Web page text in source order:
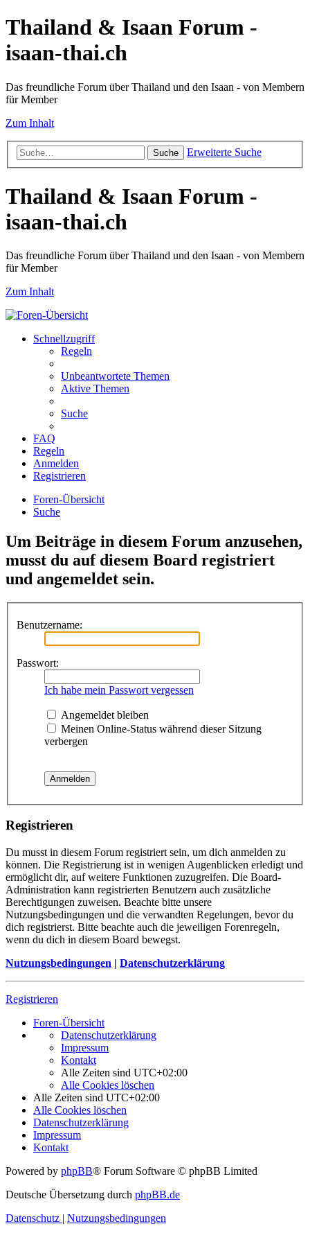
Thailand & Isaan Forum -
isaan-thai.ch
Das freundliche Forum über Thailand und den Isaan - von Membern
für Member
Zum Inhalt
Suche Erweiterte Suche
Thailand & Isaan Forum -
isaan-thai.ch
Das freundliche Forum über Thailand und den Isaan - von Membern
für Member
Zum Inhalt
Schnellzugriff
Regeln
Unbeantwortete Themen
Aktive Themen
Suche
FAQ
Regeln
Anmelden
Registrieren
Foren-Übersicht
Suche
Um Beiträge in diesem Forum anzusehen,
musst du auf diesem Board registriert
und angemeldet sein.
Benutzername:
Passwort:
Ich habe mein Passwort vergessen
Angemeldet bleiben
Meinen Online-Status während dieser Sitzung
verbergen
Registrieren
Du musst in diesem Forum registriert sein, um dich anmelden zu
können. Die Registrierung ist in wenigen Augenblicken erledigt und
ermöglicht dir, auf weitere Funktionen zuzugreifen. Die Board-
Administration kann registrierten Benutzern auch zusätzliche
Berechtigungen zuweisen. Beachte bitte unsere
Nutzungsbedingungen und die verwandten Regelungen, bevor du
dich registrierst. Bitte beachte auch die jeweiligen Forenregeln,
wenn du dich in diesem Board bewegst.
Nutzungsbedingungen | Datenschutzerklärung
Registrieren
Foren-Übersicht
Datenschutzerklärung
Impressum
Kontakt
Alle Zeiten sind UTC+02:00
Alle Cookies löschen
Alle Zeiten sind UTC+02:00
Alle Cookies löschen
Datenschutzerklärung
Impressum
Kontakt
Powered by phpBB® Forum Software © phpBB Limited
Deutsche Übersetzung durch phpBB.de
Datenschutz | Nutzungsbedingungen